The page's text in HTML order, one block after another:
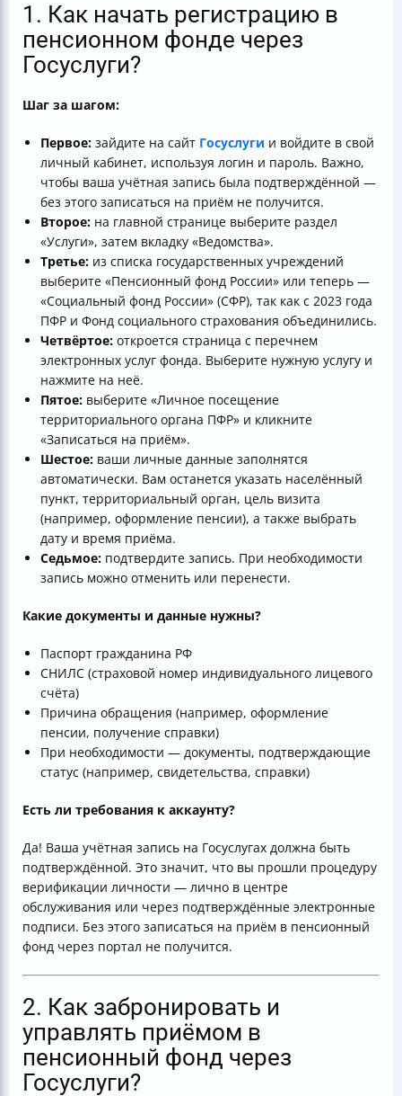
1. Как начать регистрацию в
пенсионном фонде через
Госуслуги?
Шаг за шагом:
Первое: зайдите на сайт Госуслуги и войдите в свой
личный кабинет, используя логин и пароль. Важно,
чтобы ваша учётная запись была подтверждённой —
без этого записаться на приём не получится.
Второе: на главной странице выберите раздел
«Услуги», затем вкладку «Ведомства».
Третье: из списка государственных учреждений
выберите «Пенсионный фонд России» или теперь —
«Социальный фонд России» (СФР), так как с 2023 года
ПФР и Фонд социального страхования объединились.
Четвёртое: откроется страница с перечнем
электронных услуг фонда. Выберите нужную услугу и
нажмите на неё.
Пятое: выберите «Личное посещение
территориального органа ПФР» и кликните
«Записаться на приём».
Шестое: ваши личные данные заполнятся
автоматически. Вам останется указать населённый
пункт, территориальный орган, цель визита
(например, оформление пенсии), а также выбрать
дату и время приёма.
Седьмое: подтвердите запись. При необходимости
запись можно отменить или перенести.
Какие документы и данные нужны?
Паспорт гражданина РФ
СНИЛС (страховой номер индивидуального лицевого
счёта)
Причина обращения (например, оформление
пенсии, получение справки)
При необходимости — документы, подтверждающие
статус (например, свидетельства, справки)
Есть ли требования к аккаунту?
Да! Ваша учётная запись на Госуслугах должна быть
подтверждённой. Это значит, что вы прошли процедуру
верификации личности — лично в центре
обслуживания или через подтверждённые электронные
подписи. Без этого записаться на приём в пенсионный
фонд через портал не получится.
2. Как забронировать и
управлять приёмом в
пенсионный фонд через
Госуслуги?